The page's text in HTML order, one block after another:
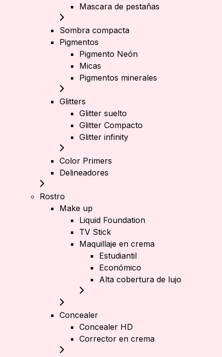
Mascara de pestañas
Sombra compacta
Pigmentos
Pigmento Neón
Micas
Pigmentos minerales
Glitters
Glitter suelto
Glitter Compacto
Glitter infinity
Color Primers
Delineadores
Rostro
Make up
Liquid Foundation
TV Stick
Maquillaje en crema
Estudiantil
Económico
Alta cobertura de lujo
Concealer
Concealer HD
Corrector en crema